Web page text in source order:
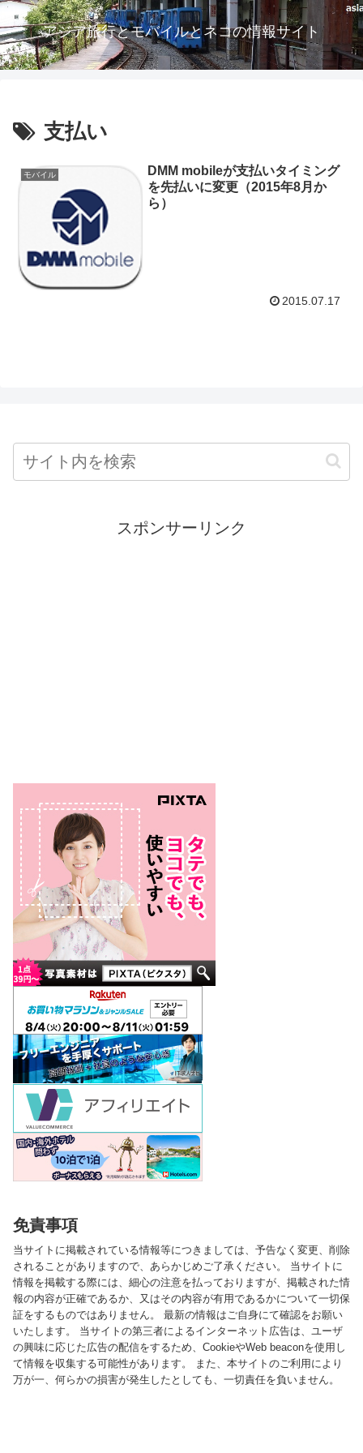
アジア旅行とモバイルとネコの情報サイト
支払い
モバイル
DMM mobileが支払いタイミング
を先払いに変更（2015年8月か
ら）
2015.07.17
スポンサーリンク
免責事項
当サイトに掲載されている情報等につきましては、予告なく変更、削除
されることがありますので、あらかじめご了承ください。 当サイトに
情報を掲載する際には、細心の注意を払っておりますが、掲載された情
報の内容が正確であるか、又はその内容が有用であるかについて一切保
証をするものではありません。 最新の情報はご自身にて確認をお願い
いたします。 当サイトの第三者によるインターネット広告は、ユーザ
の興味に応じた広告の配信をするため、CookieやWeb beaconを使用し
て情報を収集する可能性があります。 また、本サイトのご利用により
万が一、何らかの損害が発生したとしても、一切責任を負いません。